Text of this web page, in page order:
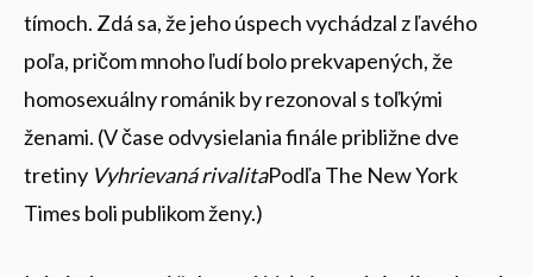
tímoch. Zdá sa, že jeho úspech vychádzal z ľavého
poľa, pričom mnoho ľudí bolo prekvapených, že
homosexuálny románik by rezonoval s toľkými
ženami. (V čase odvysielania finále približne dve
tretiny Vyhrievaná rivalitaPodľa The New York
Times boli publikom ženy.)